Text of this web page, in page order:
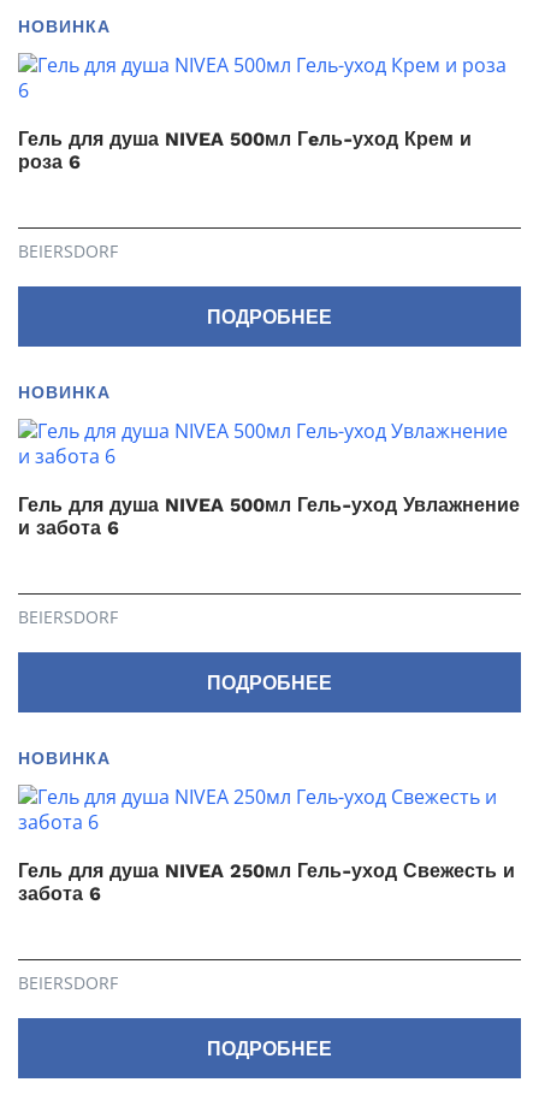
НОВИНКА
Гель для душа NIVEA 500мл Гeль-уход Крем и
роза 6
BEIERSDORF
ПОДРОБНЕЕ
НОВИНКА
Гель для душа NIVEA 500мл Гель-уход Увлажнение
и забота 6
BEIERSDORF
ПОДРОБНЕЕ
НОВИНКА
Гель для душа NIVEA 250мл Гель-уход Свежесть и
забота 6
BEIERSDORF
ПОДРОБНЕЕ